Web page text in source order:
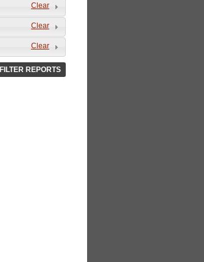
Clear
Clear
Clear
FILTER REPORTS